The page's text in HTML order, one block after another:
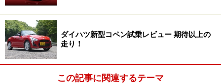
ダイハツ新型コペン試乗レビュー 期待以上の
走り！
この記事に関連するテーマ